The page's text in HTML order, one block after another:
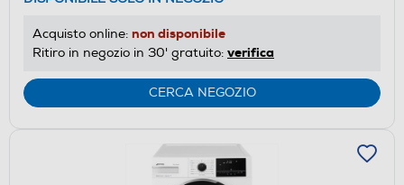
Acquisto online: non disponibile
Ritiro in negozio in 30' gratuito: verifica
CERCA NEGOZIO